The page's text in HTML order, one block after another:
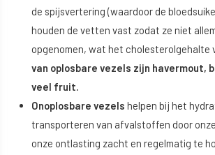
de spijsvertering (waardoor de
houden de vetten vast zodat ze niet
opgenomen, wat het cholesterolgehalte
van oplosbare vezels zijn havermout,
veel fruit.
Onoplosbare vezels helpen bij het
transporteren van afvalstoffen door
onze ontlasting zacht en regelmatig te